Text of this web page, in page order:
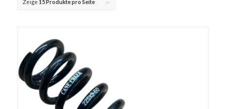
Zeige 15 Produkte pro Seite